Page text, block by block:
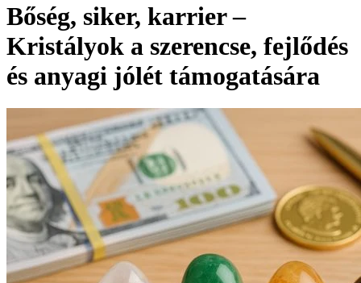
Bőség, siker, karrier –
Kristályok a szerencse, fejlődés
és anyagi jólét támogatására